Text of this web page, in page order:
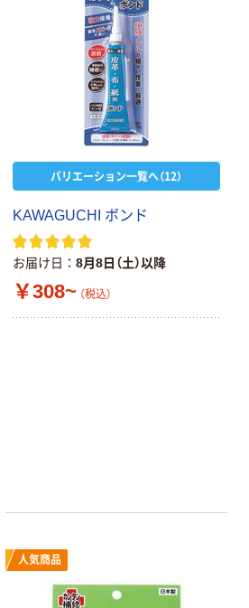
バリエーション一覧へ（12）
KAWAGUCHI ボンド
お届け日 8月8日（土）以降
￥308~ （税込）
人気商品